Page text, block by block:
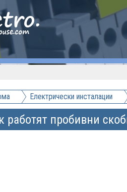
Електрически инсталации
работят пробивни